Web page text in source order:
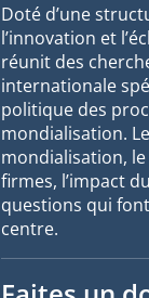
Doté d’une
l’innovation et
réunit des
internationale
politique des
mondialisation.
mondialisation,
firmes, l’impact
questions qui
centre.